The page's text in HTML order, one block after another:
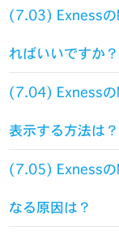
(7.03) Exnessの
ればいいですか？
(7.04) Exnessの
表示する方法は？
(7.05) Exnessの
なる原因は？